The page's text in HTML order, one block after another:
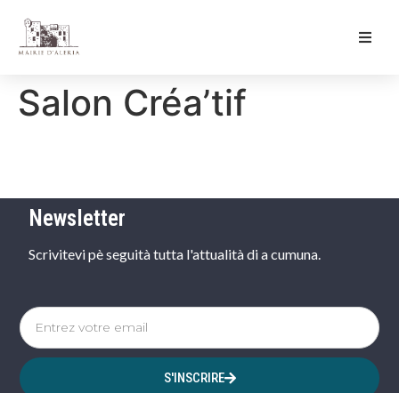
Salon Créa’tif
Newsletter
Scrivitevi pè seguità tutta l'attualità di a cumuna.
S'INSCRIRE